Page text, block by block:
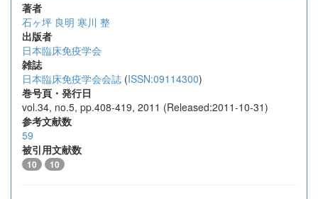
著者
石ヶ坪 良明 寒川 整
出版者
日本臨床免疫学会
雑誌
日本臨床免疫学会会誌 (ISSN:09114300)
巻号頁・発行日
vol.34, no.5, pp.408-419, 2011 (Released:2011-10-31)
参考文献数
59
被引用文献数
10 10